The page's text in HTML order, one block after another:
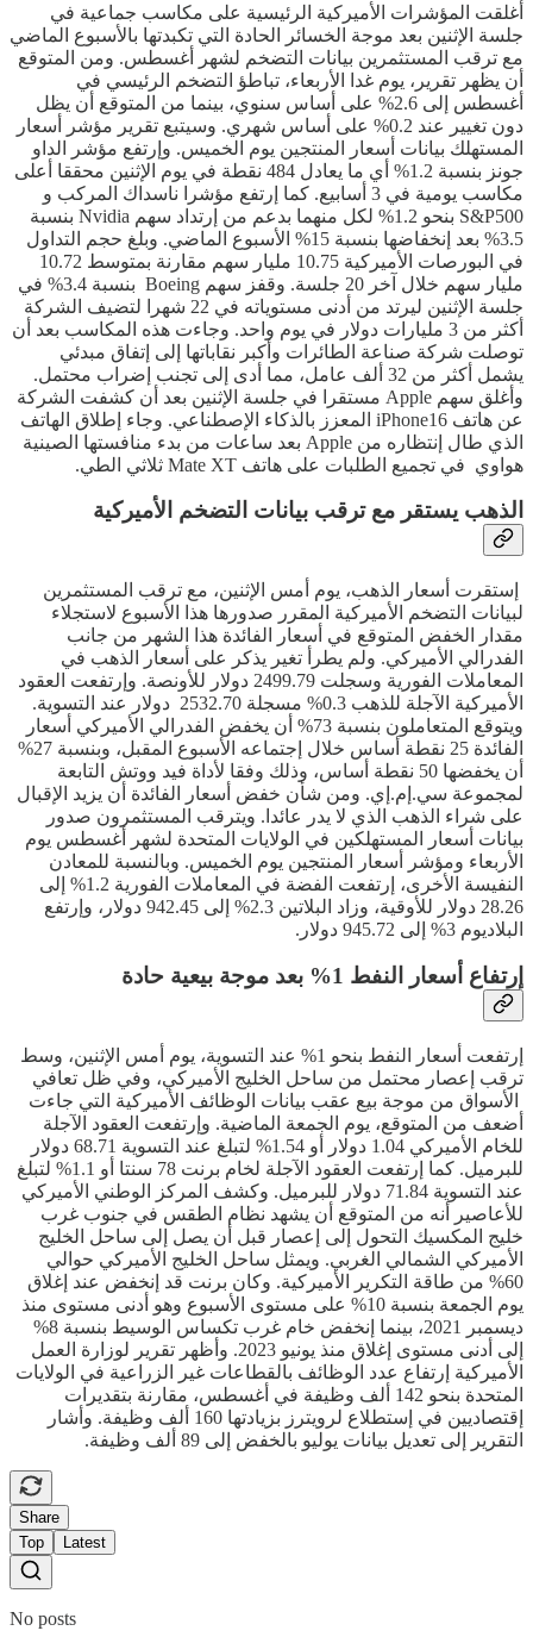
أغلقت المؤشرات الأميركية الرئيسية على مكاسب جماعية في
جلسة الإثنين بعد موجة الخسائر الحادة التي تكبدتها بالأسبوع الماضي
مع ترقب المستثمرين بيانات التضخم لشهر أغسطس. ومن المتوقع
أن يظهر تقرير، يوم غدا الأربعاء، تباطؤ التضخم الرئيسي في
أغسطس إلى 2.6% على أساس سنوي، بينما من المتوقع أن يظل
دون تغيير عند 0.2% على أساس شهري. وسيتبع تقرير مؤشر أسعار
المستهلك بيانات أسعار المنتجين يوم الخميس. وإرتفع مؤشر الداو
جونز بنسبة 1.2% أي ما يعادل 484 نقطة في يوم الإثنين محققا أعلى
مكاسب يومية في 3 أسابيع. كما إرتفع مؤشرا ناسداك المركب و
S&P500 بنحو 1.2% لكل منهما بدعم من إرتداد سهم Nvidia بنسبة
3.5% بعد إنخفاضها بنسبة 15% الأسبوع الماضي. وبلغ حجم التداول
في البورصات الأميركية 10.75 مليار سهم مقارنة بمتوسط 10.72
مليار سهم خلال آخر 20 جلسة. وقفز سهم Boeing بنسبة 3.4% في
جلسة الإثنين ليرتد من أدنى مستوياته في 22 شهرا لتضيف الشركة
أكثر من 3 مليارات دولار في يوم واحد. وجاءت هذه المكاسب بعد أن
توصلت شركة صناعة الطائرات وأكبر نقاباتها إلى إتفاق مبدئي
يشمل أكثر من 32 ألف عامل، مما أدى إلى تجنب إضراب محتمل.
وأغلق سهم Apple مستقرا في جلسة الإثنين بعد أن كشفت الشركة
عن هاتف iPhone16 المعزز بالذكاء الإصطناعي. وجاء إطلاق الهاتف
الذي طال إنتظاره من Apple بعد ساعات من بدء منافستها الصينية
هواوي في تجميع الطلبات على هاتف Mate XT ثلاثي الطي.
الذهب يستقر مع ترقب بيانات التضخم الأميركية
إستقرت أسعار الذهب، يوم أمس الإثنين، مع ترقب المستثمرين
لبيانات التضخم الأميركية المقرر صدورها هذا الأسبوع لاستجلاء
مقدار الخفض المتوقع في أسعار الفائدة هذا الشهر من جانب
الفدرالي الأميركي. ولم يطرأ تغير يذكر على أسعار الذهب في
المعاملات الفورية وسجلت 2499.79 دولار للأونصة. وإرتفعت العقود
الأميركية الآجلة للذهب 0.3% مسجلة 2532.70 دولار عند التسوية.
ويتوقع المتعاملون بنسبة 73% أن يخفض الفدرالي الأميركي أسعار
الفائدة 25 نقطة أساس خلال إجتماعه الأسبوع المقبل، وبنسبة 27%
أن يخفضها 50 نقطة أساس، وذلك وفقا لأداة فيد ووتش التابعة
لمجموعة سي.إم.إي. ومن شأن خفض أسعار الفائدة أن يزيد الإقبال
على شراء الذهب الذي لا يدر عائدا. ويترقب المستثمرون صدور
بيانات أسعار المستهلكين في الولايات المتحدة لشهر أغسطس يوم
الأربعاء ومؤشر أسعار المنتجين يوم الخميس. وبالنسبة للمعادن
النفيسة الأخرى، إرتفعت الفضة في المعاملات الفورية 1.2% إلى
28.26 دولار للأوقية، وزاد البلاتين 2.3% إلى 942.45 دولار، وإرتفع
البلاديوم 3% إلى 945.72 دولار.
إرتفاع أسعار النفط 1% بعد موجة بيعية حادة
إرتفعت أسعار النفط بنحو 1% عند التسوية، يوم أمس الإثنين، وسط
ترقب إعصار محتمل من ساحل الخليج الأميركي، وفي ظل تعافي
الأسواق من موجة بيع عقب بيانات الوظائف الأميركية التي جاءت
أضعف من المتوقع، يوم الجمعة الماضية. وإرتفعت العقود الآجلة
للخام الأميركي 1.04 دولار أو 1.54% لتبلغ عند التسوية 68.71 دولار
للبرميل. كما إرتفعت العقود الآجلة لخام برنت 78 سنتا أو 1.1% لتبلغ
عند التسوية 71.84 دولار للبرميل. وكشف المركز الوطني الأميركي
للأعاصير أنه من المتوقع أن يشهد نظام الطقس في جنوب غرب
خليج المكسيك التحول إلى إعصار قبل أن يصل إلى ساحل الخليج
الأميركي الشمالي الغربي. ويمثل ساحل الخليج الأميركي حوالي
60% من طاقة التكرير الأميركية. وكان برنت قد إنخفض عند إغلاق
يوم الجمعة بنسبة 10% على مستوى الأسبوع وهو أدنى مستوى منذ
ديسمبر 2021، بينما إنخفض خام غرب تكساس الوسيط بنسبة 8%
إلى أدنى مستوى إغلاق منذ يونيو 2023. وأظهر تقرير لوزارة العمل
الأميركية إرتفاع عدد الوظائف بالقطاعات غير الزراعية في الولايات
المتحدة بنحو 142 ألف وظيفة في أغسطس، مقارنة بتقديرات
إقتصاديين في إستطلاع لرويترز بزيادتها 160 ألف وظيفة. وأشار
التقرير إلى تعديل بيانات يوليو بالخفض إلى 89 ألف وظيفة.
Share
Top
Latest
No posts